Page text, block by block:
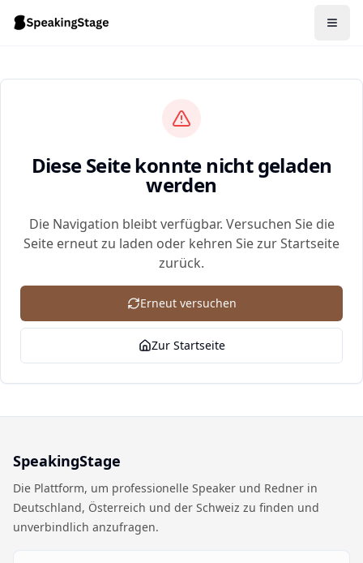
Diese Seite konnte nicht geladen
werden
Die Navigation bleibt verfügbar. Versuchen Sie die
Seite erneut zu laden oder kehren Sie zur Startseite
zurück.
Erneut versuchen
Zur Startseite
SpeakingStage
Die Plattform, um professionelle Speaker und Redner in
Deutschland, Österreich und der Schweiz zu finden und
unverbindlich anzufragen.